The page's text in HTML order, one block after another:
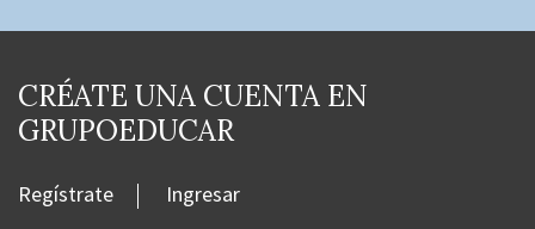
CRÉATE UNA CUENTA EN
GRUPOEDUCAR
Regístrate Ingresar